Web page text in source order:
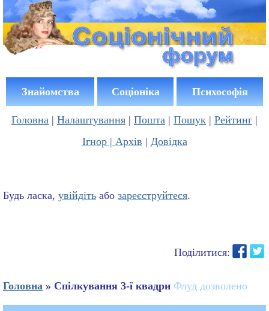
Знайомства Соціоніка Психософія
Головна | Налаштування | Пошта | Пошук | Рейтинг |
Ігнор | Архів | Довідка
Будь ласка, увійдіть або зареєструйтеся.
Поділитися:
Головна » Спілкування 3-ї квадри Флуд дозволено